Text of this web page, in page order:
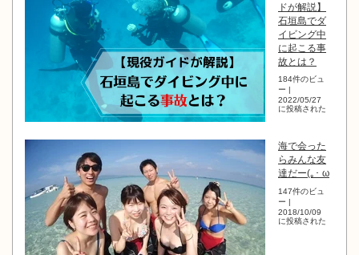
ドが解説】
石垣島でダ
イビング中
に起こる事
故とは？
184件のビュ
ー |
2022/05/27
に投稿された
海で会った
らみんな友
達だー(｡･ ω
147件のビュ
ー |
2018/10/09
に投稿された